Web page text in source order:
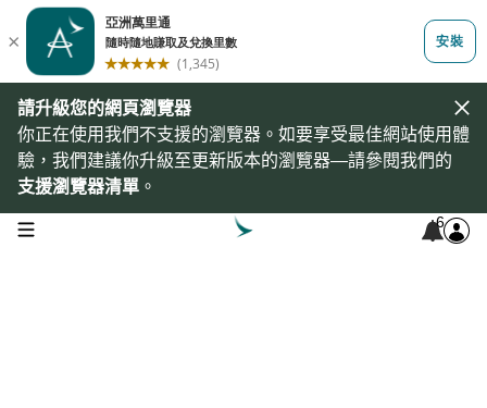
請升級您的網頁瀏覽器
你正在使用我們不支援的瀏覽器。如要享受最佳網站使用體
驗，我們建議你升級至更新版本的瀏覽器—請參閱我們的
支援瀏覽器清單 。
open navigation menu 6